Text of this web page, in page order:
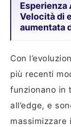
Esperienza
Velocità di
aumentata
Con
più recenti
funzionano in
all’edge, e
massimizzare